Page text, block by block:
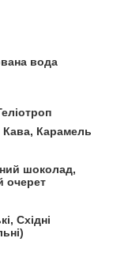
вода
Кава, Карамель
шоколад,
очерет
Східні